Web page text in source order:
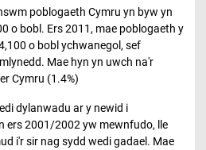
poblogaeth Cymru yn byw yn
o bobl. Ers 2011, mae poblogaeth y
o bobl ychwanegol, sef
Mae hyn yn uwch na'r
Cymru (1.4%)
dylanwadu ar y newid i
ers 2001/2002 yw mewnfudo, lle
i'r sir nag sydd wedi gadael. Mae